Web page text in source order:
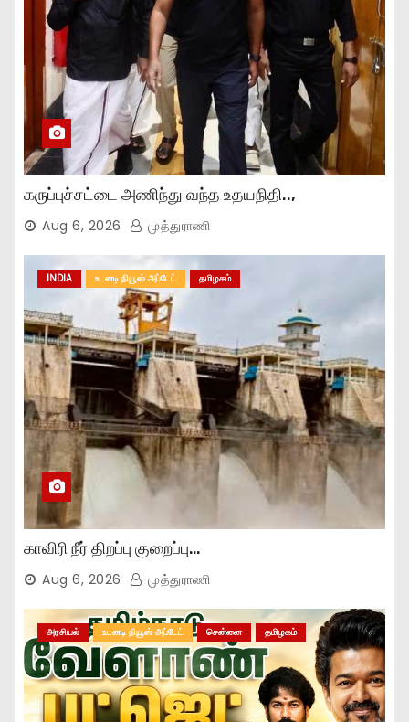
கருப்புச்சட்டை அணிந்து வந்த உதயநிதி..,
Aug 6, 2026 முத்துராணி
INDIA உடனடி நியூஸ் அப்டேட் தமிழகம்
காவிரி நீர் திறப்பு குறைப்பு…
Aug 6, 2026 முத்துராணி
அரசியல் உடனடி நியூஸ் அப்டேட் சென்னை தமிழகம்